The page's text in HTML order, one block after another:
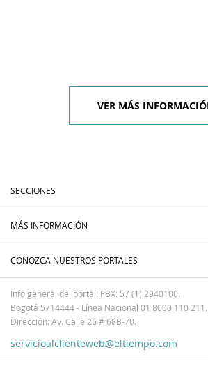
VER MÁS
SECCIONES
MÁS INFORMACIÓN
CONOZCA NUESTROS PORTALES
Info general del portal: PBX: 57 (1) 2940100.
Bogotá 5714444 - Línea Nacional 01 8000 110 211.
Dirección: Av. Calle 26 # 68B-70.
servicioalclienteweb@eltiempo.com